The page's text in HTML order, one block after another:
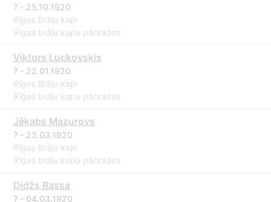
? - 25.10.1920
Rīgas Brāļu kapi
Rīgas brāļu kapu pārvades
Viktors Luckovskis
? - 22.01.1920
Rīgas Brāļu kapi
Rīgas brāļu kapu pārvades
Jēkabs Mazurovs
? - 23.03.1920
Rīgas Brāļu kapi
Rīgas brāļu kapu pārvades
Didžs Rassa
? - 04.03.1920